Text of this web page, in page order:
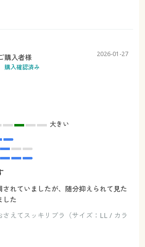
購入者様
購入確認済み
2026-01-27
大きい
れていましたが、随分抑えられて見た
した
さえてスッキリブラ（サイズ：LL / カラ